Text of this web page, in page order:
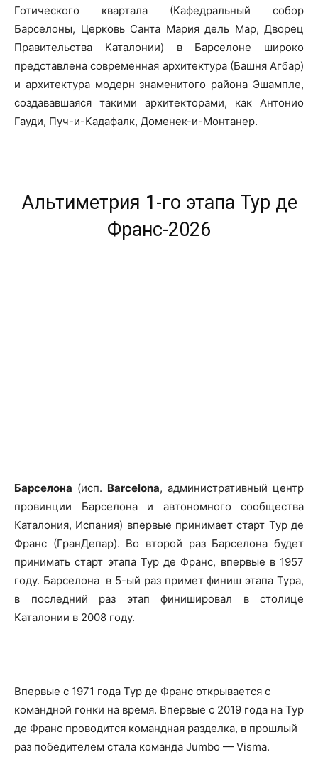
Готического квартала (Кафедральный собор
Барселоны, Церковь Санта Мария дель Мар, Дворец
Правительства Каталонии) в Барселоне широко
представлена современная архитектура (Башня Агбар)
и архитектура модерн знаменитого района Эшампле,
создававшаяся такими архитекторами, как Антонио
Гауди, Пуч-и-Кадафалк, Доменек-и-Монтанер.
Альтиметрия 1-го этапа Тур де
Франс-2026
Барселона (исп. Barcelona, административный центр
провинции Барселона и автономного сообщества
Каталония, Испания) впервые принимает старт Тур де
Франс (ГранДепар). Во второй раз Барселона будет
принимать старт этапа Тур де Франс, впервые в 1957
году. Барселона в 5-ый раз примет финиш этапа Тура,
в последний раз этап финишировал в столице
Каталонии в 2008 году.
Впервые с 1971 года Тур де Франс открывается с
командной гонки на время. Впервые с 2019 года на Тур
де Франс проводится командная разделка, в прошлый
раз победителем стала команда Jumbo — Visma.